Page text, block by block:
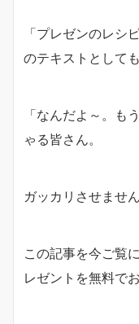
「プレゼンのレシ
のテキストとして
「なんだよ～。も
ゃる皆さん。
ガッカリさせません
この記事を今ご覧
レゼントを無料で